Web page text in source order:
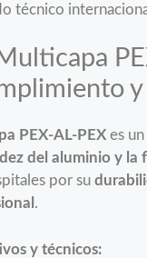
técnico
PEX-AL-PEX es
del aluminio y la
por su
.
y técnicos: